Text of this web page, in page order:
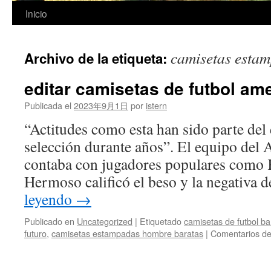
Saltar
contenido
Inicio
Archivo de la etiqueta: camisetas
editar camisetas de futbol
Publicada el 2023年9月1日 por istern
“Actitudes como esta han sido parte
selección durante años”. El equipo del
contaba con jugadores populares
Hermoso calificó el beso y la negativa
leyendo →
Publicado en Uncategorized | Etiquetadocamisetas de futbol
futuro, camisetas estampadas hombre baratas | Comentarios